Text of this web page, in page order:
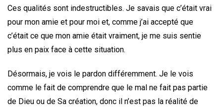
Ces qualités sont indestructibles. Je savais que c’était vrai
pour mon amie et pour moi et, comme j’ai accepté que
c’était ce que mon amie était vraiment, je me suis sentie
plus en paix face à cette situation.
Désormais, je vois le pardon différemment. Je le vois
comme le fait de comprendre que le mal ne fait pas partie
de Dieu ou de Sa création, donc il n’est pas la réalité de